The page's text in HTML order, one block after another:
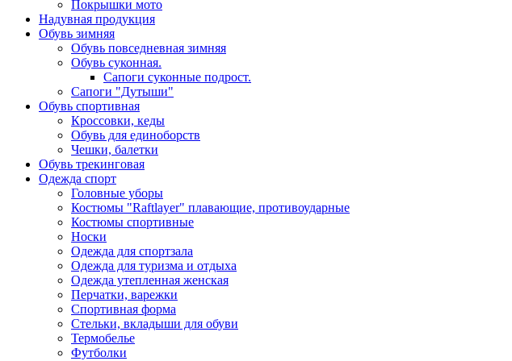
Покрышки мото
Надувная продукция
Обувь зимняя
Обувь повседневная зимняя
Обувь суконная.
Сапоги суконные подрост.
Сапоги "Дутыши"
Обувь спортивная
Кроссовки, кеды
Обувь для единоборств
Чешки, балетки
Обувь трекинговая
Одежда спорт
Головные уборы
Костюмы "Raftlayer" плавающие, противоударные
Костюмы спортивные
Носки
Одежда для спортзала
Одежда для туризма и отдыха
Одежда утепленная женская
Перчатки, варежки
Спортивная форма
Стельки, вкладыши для обуви
Термобелье
Футболки